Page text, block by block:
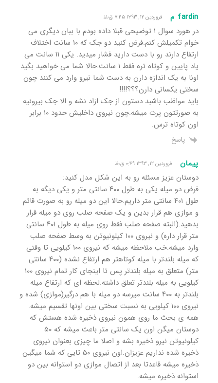
fardin م فروردین ۱۲, ۱۳۹۳ ۷:۴۵ ق٫ظ
در هورد سوال ۱ توضیحی قبلا داده بودم با ببان دیگری می
خوام تکمیلش کنم.فرض کنید دو جک که ۱۰ سانت اختلاف
ارتفاع دارند رو با دست دارید فشار میدید. یکی ۱۱ سانت می
یاد پایین و کوتاه تره فقط ۱ سانت.حالا شما می خواهید بگید
اونا به یک اندازه دارن به دست شما نیرو وارد می کنند چون
سختی یکسانی دارن؟؟؟!!!!
باید مواظب باشبد دستون از جک ازاد نشه و الا جک بیرونیه
به صورتتون پرت میشه.چون نیروی داخلیش حدود ۱۰ برابر
اون کوتاه ترس.
پاسخ
پیمان فروردین ۱۲, ۱۳۹۳ ۰:۴۹ ق٫ظ
دوستان عزیز مسئله رو به این شکل مدل کنید:
فرض دو میله یکی به طول ۴۰۰ سانتی متر و یکی دیگه به
طول ۴۰۱ سانتی متر داریم.حالا این دو میله رو به صورت قائم
و موازی هم قرار بدین و یک صفحه صلب روی دو میله قرار
بدهید.(البته صفحه صلب فقط روی میله به طول ۴۰۱ سانتی
متر قرار داره) و نیروی ۱۰۰ کیلونیوتن به وسط صفحه صلب
وارد میشه.خب ملاحظه میشه که نیروی ۱۰۰ کیلویی تا وقتی
که میله بلندتر با میله کوتاهتر هم ارتفاع نشده (۴۰۰ سانتی
متر) متعلق به میله بلندتر پس تا اینجای کار تمام نیروی ۱۰۰
کیلویی به میله بلندتر تعلق داشته.لحظه ای که ارتفاع میله
بلندتر به ۴۰۰ سانت میرسه دو میله با هم درگیر(موازی) شده و
نیروی ۱۰۰ کیلویی به نسبت سختی بین اونها تقسیم میشه.
همه ی بحث ما روی همون نیروی ذخیره شده هستش که
دوستان میگن اون یک سانتی متر باعث میشه که ۵۰
کیلونیوتن نیرو ذخیره بشه و اصلا ما چیزی بعنوان نیروی
ذخیره شده نداریم عزیزان.اون نیروی ۵۰ تایی که شما میگین
ذخیره میشه قاعدتا بعد از اتصال موازی دو استوانه بین دو
استوانه ذخیره میشه.